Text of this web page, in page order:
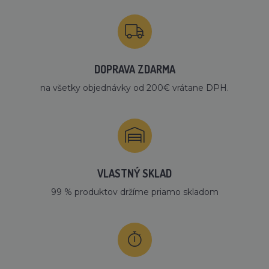
DOPRAVA ZDARMA
na všetky objednávky od 200€ vrátane DPH.
VLASTNÝ SKLAD
99 % produktov držíme priamo skladom